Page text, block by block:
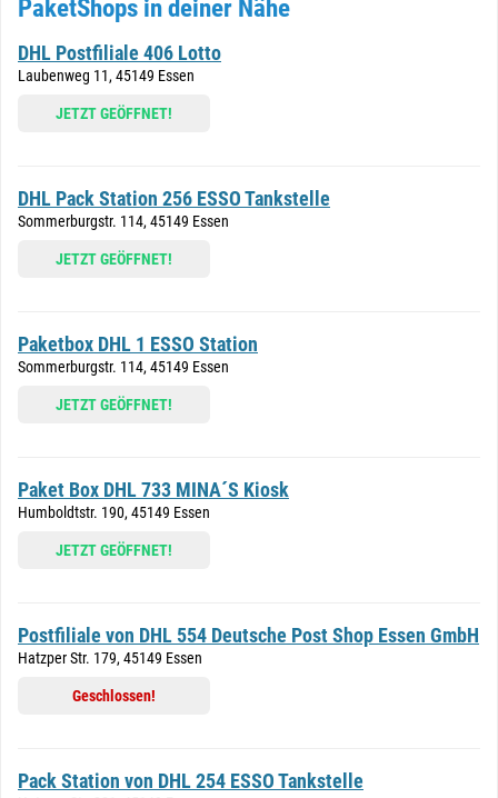
PaketShops in deiner Nähe
DHL Postfiliale 406 Lotto
Laubenweg 11, 45149 Essen
JETZT GEÖFFNET!
DHL Pack Station 256 ESSO Tankstelle
Sommerburgstr. 114, 45149 Essen
JETZT GEÖFFNET!
Paketbox DHL 1 ESSO Station
Sommerburgstr. 114, 45149 Essen
JETZT GEÖFFNET!
Paket Box DHL 733 MINA´S Kiosk
Humboldtstr. 190, 45149 Essen
JETZT GEÖFFNET!
Postfiliale von DHL 554 Deutsche Post Shop Essen GmbH
Hatzper Str. 179, 45149 Essen
Geschlossen!
Pack Station von DHL 254 ESSO Tankstelle